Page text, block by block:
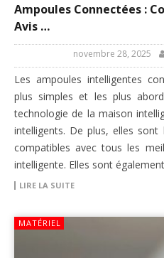
Ampoules Connectées :
Avis …
novembre 28, 2025
Les ampoules intelligentes
plus simples et les plus
technologie de la maison
intelligents. De plus, elles
compatibles avec tous les
intelligente. Elles sont
LIRE LA SUITE
MATÉRIEL